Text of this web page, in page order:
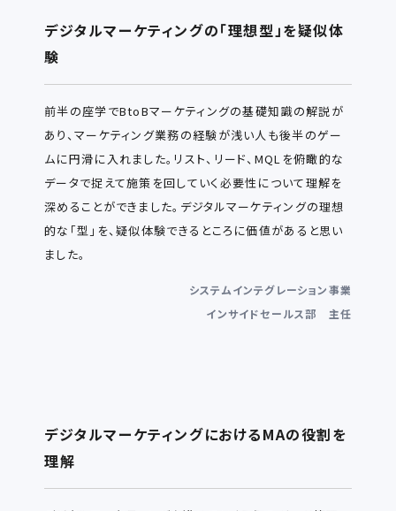
デジタルマーケティングの「理想型」を疑似体
験
前半の座学でBtoBマーケティングの基礎知識の解説が
あり、マーケティング業務の経験が浅い人も後半のゲー
ムに円滑に入れました。リスト、リード、MQLを俯瞰的な
データで捉えて施策を回していく必要性について理解を
深めることができました。デジタルマーケティングの理想
的な「型」を、疑似体験できるところに価値があると思い
ました。
システムインテグレーション事業
インサイドセールス部 主任
デジタルマーケティングにおけるMAの役割を
理解